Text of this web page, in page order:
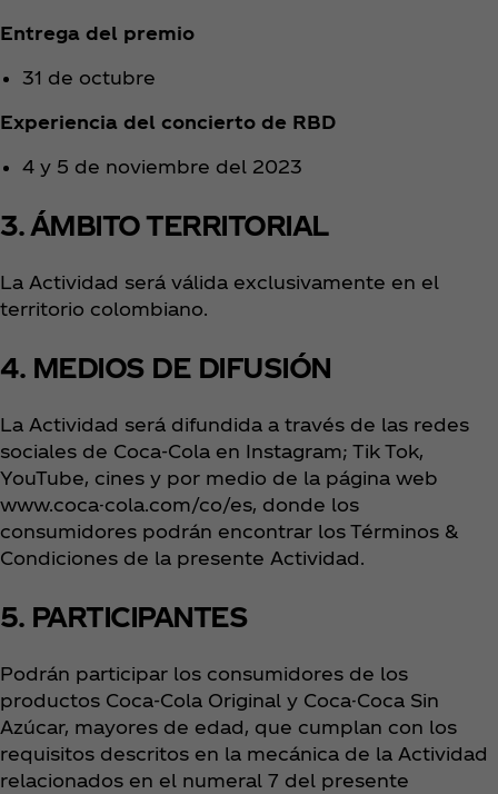
Entrega del premio
31 de octubre
Experiencia del concierto de RBD
4 y 5 de noviembre del 2023
3. ÁMBITO TERRITORIAL
La Actividad será válida exclusivamente en el
territorio colombiano.
4. MEDIOS DE DIFUSIÓN
La Actividad será difundida a través de las redes
sociales de Coca‑Cola en Instagram; Tik Tok,
YouTube, cines y por medio de la página web
www.coca-cola.com/co/es, donde los
consumidores podrán encontrar los Términos &
Condiciones de la presente Actividad.
5. PARTICIPANTES
Podrán participar los consumidores de los
productos Coca‑Cola Original y Coca-Coca Sin
Azúcar, mayores de edad, que cumplan con los
requisitos descritos en la mecánica de la Actividad
relacionados en el numeral 7 del presente